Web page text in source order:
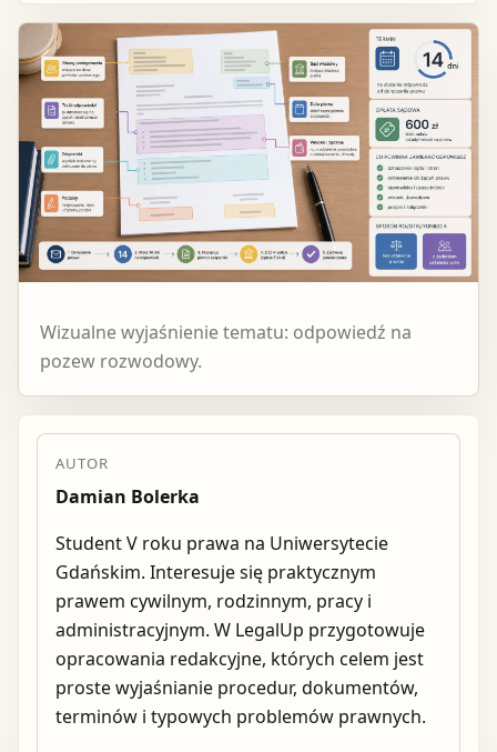
Wizualne wyjaśnienie tematu: odpowiedź na
pozew rozwodowy.
AUTOR
Damian Bolerka
Student V roku prawa na Uniwersytecie
Gdańskim. Interesuje się praktycznym
prawem cywilnym, rodzinnym, pracy i
administracyjnym. W LegalUp przygotowuje
opracowania redakcyjne, których celem jest
proste wyjaśnianie procedur, dokumentów,
terminów i typowych problemów prawnych.